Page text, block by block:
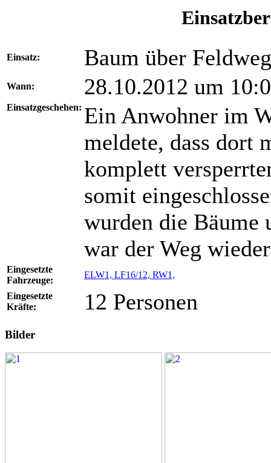
Einsatz: Baum über Feldweg
Wann: 28.10.2012 um
Einsatzgeschehen: Ein Anwohner im
meldete, dass dort
komplett
somit
wurden die Bäume
war der Weg
Eingesetzte
Fahrzeuge:
ELW1, LF16/12, RW1,
Eingesetzte
Kräfte:
12 Personen
Bilder